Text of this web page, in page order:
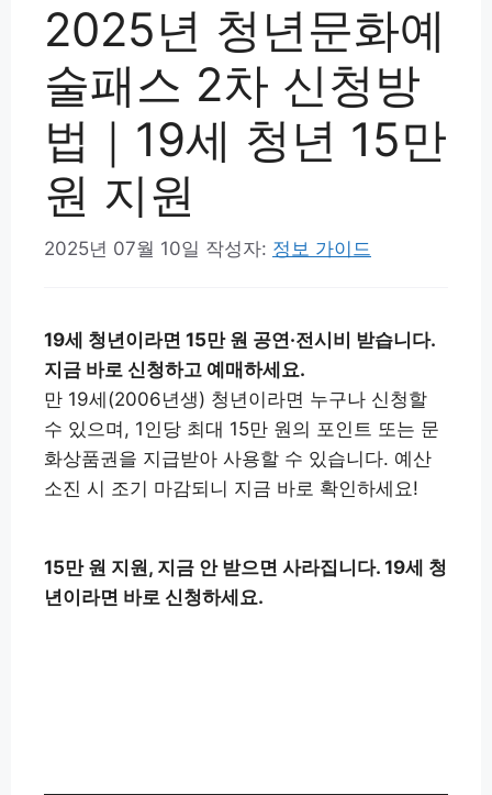
2025년 청년문화예
술패스 2차 신청방
법｜19세 청년 15만
원 지원
2025년 07월 10일 작성자: 정보 가이드
19세 청년이라면 15만 원 공연·전시비 받습니다.
지금 바로 신청하고 예매하세요.
만 19세(2006년생) 청년이라면 누구나 신청할
수 있으며, 1인당 최대 15만 원의 포인트 또는 문
화상품권을 지급받아 사용할 수 있습니다. 예산
소진 시 조기 마감되니 지금 바로 확인하세요!
15만 원 지원, 지금 안 받으면 사라집니다. 19세 청
년이라면 바로 신청하세요.